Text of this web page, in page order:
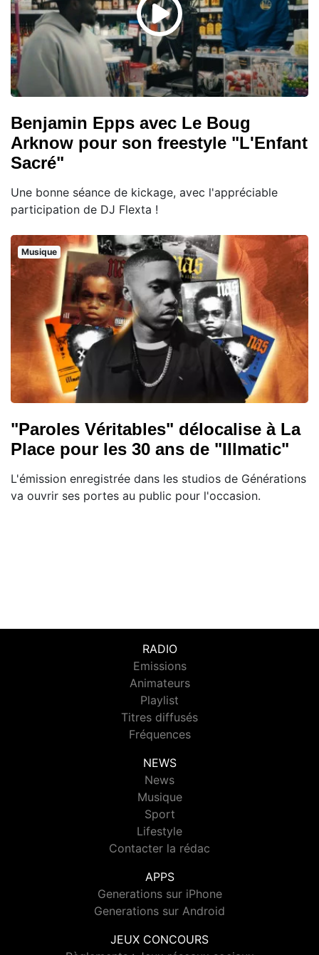
Benjamin Epps avec Le Boug
Arknow pour son freestyle "L'Enfant
Sacré"
Une bonne séance de kickage, avec l'appréciable
participation de DJ Flexta !
Musique
"Paroles Véritables" délocalise à La
Place pour les 30 ans de "Illmatic"
L'émission enregistrée dans les studios de Générations
va ouvrir ses portes au public pour l'occasion.
RADIO
Emissions
Animateurs
Playlist
Titres diffusés
Fréquences
NEWS
News
Musique
Sport
Lifestyle
Contacter la rédac
APPS
Generations sur iPhone
Generations sur Android
JEUX CONCOURS